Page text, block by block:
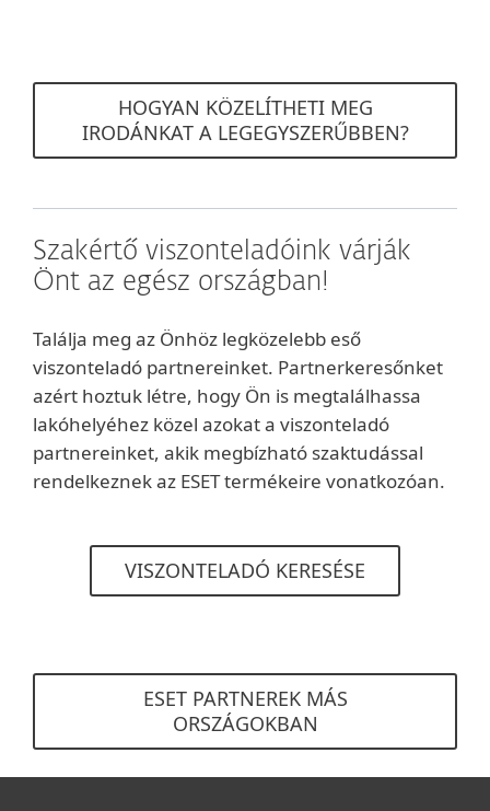
HOGYAN KÖZELÍTHETI MEG
IRODÁNKAT A LEGEGYSZERŰBBEN?
Szakértő viszonteladóink várják
Önt az egész országban!
Találja meg az Önhöz legközelebb eső
viszonteladó partnereinket. Partnerkeresőnket
azért hoztuk létre, hogy Ön is megtalálhassa
lakóhelyéhez közel azokat a viszonteladó
partnereinket, akik megbízható szaktudással
rendelkeznek az ESET termékeire vonatkozóan.
VISZONTELADÓ KERESÉSE
ESET PARTNEREK MÁS
ORSZÁGOKBAN